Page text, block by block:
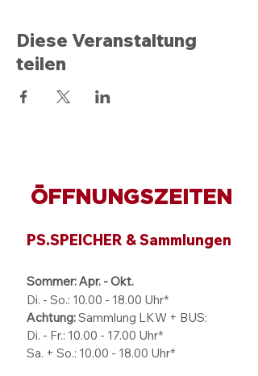
Diese Veranstaltung
teilen
ÖFFNUNGSZEITEN
PS.SPEICHER & Sammlungen
Sommer: Apr. - Okt.
Di. - So.: 10.00 - 18.00 Uhr*
Achtung:Sammlung LKW + BUS:
Di. - Fr.: 10.00 - 17.00 Uhr*
Sa. + So.: 10.00 - 18.00 Uhr*